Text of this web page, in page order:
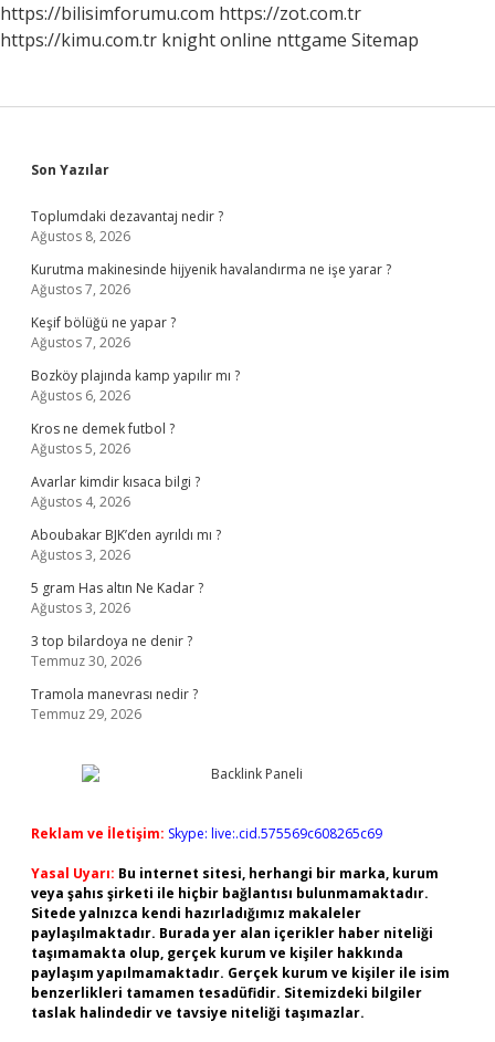
https://bilisimforumu.com https://zot.com.tr
https://kimu.com.tr knight online nttgame Sitemap
Sidebar
Son Yazılar
Toplumdaki dezavantaj nedir ?
Ağustos 8, 2026
Kurutma makinesinde hijyenik havalandırma ne işe yarar ?
Ağustos 7, 2026
Keşif bölüğü ne yapar ?
Ağustos 7, 2026
Bozköy plajında kamp yapılır mı ?
Ağustos 6, 2026
Kros ne demek futbol ?
Ağustos 5, 2026
Avarlar kimdir kısaca bilgi ?
Ağustos 4, 2026
Aboubakar BJK’den ayrıldı mı ?
Ağustos 3, 2026
5 gram Has altın Ne Kadar ?
Ağustos 3, 2026
3 top bilardoya ne denir ?
Temmuz 30, 2026
Tramola manevrası nedir ?
Temmuz 29, 2026
Reklam ve İletişim: Skype: live:.cid.575569c608265c69
Yasal Uyarı: Bu internet sitesi, herhangi bir marka, kurum
veya şahıs şirketi ile hiçbir bağlantısı bulunmamaktadır.
Sitede yalnızca kendi hazırladığımız makaleler
paylaşılmaktadır. Burada yer alan içerikler haber niteliği
taşımamakta olup, gerçek kurum ve kişiler hakkında
paylaşım yapılmamaktadır. Gerçek kurum ve kişiler ile isim
benzerlikleri tamamen tesadüfidir. Sitemizdeki bilgiler
taslak halindedir ve tavsiye niteliği taşımazlar.